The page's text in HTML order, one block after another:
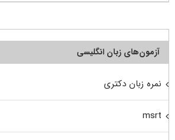
آزمون‌های زبان انگلیسی
نمره زبان دکتری
msrt